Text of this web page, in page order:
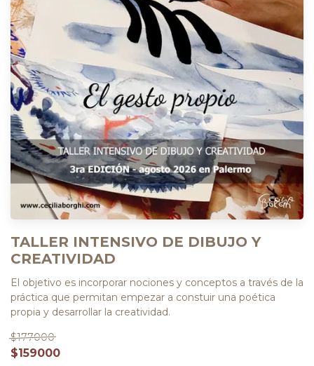
TALLER INTENSIVO DE DIBUJO Y
CREATIVIDAD
El objetivo es incorporar nociones y conceptos a través de la
práctica que permitan empezar a constuir una poética
propia y desarrollar la creatividad.
$177000
$159000